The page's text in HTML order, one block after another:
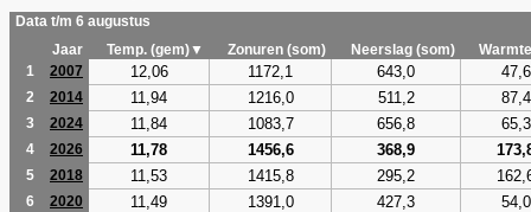
Data t/m 6 augustus
Jaar
Temp. (gem)▼ Zonuren (som) Neerslag (som)
1
2007 12,06 1172,1 643,0 47,6
2 2014 11,94 1216,0 511,2 87,4
3 2024 11,84 1083,7 656,8 65,3
4 2026 11,78 1456,6 368,9
5 2018 11,53 1415,8 295,2
6 2020 11,49 1391,0 427,3 54,0